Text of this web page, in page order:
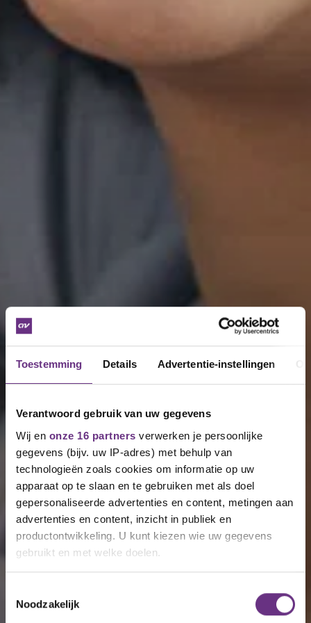
Toestemming Details Advertentie-instellingen
Verantwoord gebruik van uw gegevens
Wij en onze 16 partners verwerken je persoonlijke
gegevens (bijv. uw IP-adres) met behulp van
technologieën zoals cookies om informatie op uw
apparaat op te slaan en te gebruiken met als doel
gepersonaliseerde advertenties en content, metingen aan
advertenties en content, inzicht in publiek en
productontwikkeling. U kunt kiezen wie uw gegevens
gebruikt en met welke doelen.
Informatie verzamelen over uw geografische
Noodzakelijk